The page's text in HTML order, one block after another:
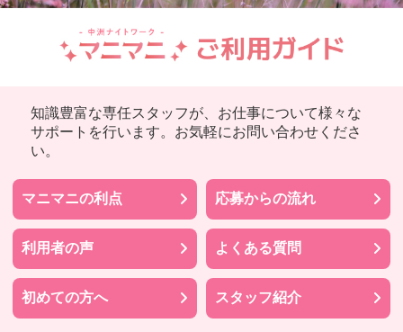
知識豊富な専任スタッフが、お仕事について様々な
サポートを行います。お気軽にお問い合わせくださ
い。
マニマニの利点 応募からの流れ
利用者の声 よくある質問
初めての方へ スタッフ紹介